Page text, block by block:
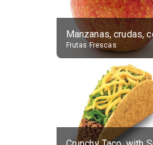
Frutas Frescas